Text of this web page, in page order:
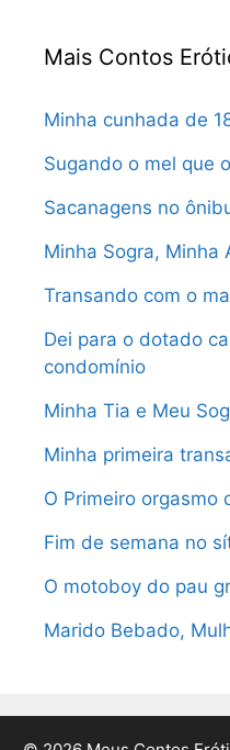
Mais Contos
Minha cunhada de
Sugando o mel que
Sacanagens no
Minha Sogra, Minha
Transando com o
Dei para o dotado
condomínio
Minha Tia e Meu
Minha primeira
O Primeiro orgasmo
Fim de semana no
O motoboy do pau
Marido Bebado,